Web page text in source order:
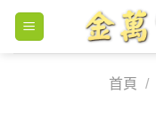
Skip
content
首頁
/